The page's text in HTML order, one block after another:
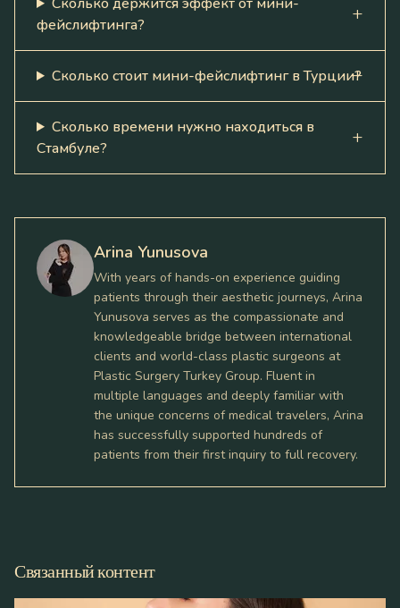
фейслифтинга?
Сколько стоит мини-фейслифтинг в Турции?
Сколько времени нужно находиться в
Стамбуле?
Arina Yunusova
With years of hands-on experience guiding
patients through their aesthetic journeys, Arina
Yunusova serves as the compassionate and
knowledgeable bridge between international
clients and world-class plastic surgeons at
Plastic Surgery Turkey Group. Fluent in
multiple languages and deeply familiar with
the unique concerns of medical travelers, Arina
has successfully supported hundreds of
patients from their first inquiry to full recovery.
Связанный контент